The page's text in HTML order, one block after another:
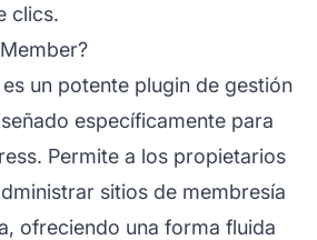
clics.
un potente plugin de gestión
específicamente para
Permite a los propietarios
sitios de membresía
ofreciendo una forma fluida